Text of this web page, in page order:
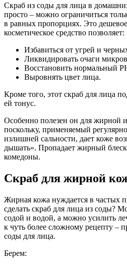
Скраб из соды для лица в
просто – можно ограничиться
в равных пропорциях. Это
косметическое средство позволяет:
Избавиться от угрей и
Ликвидировать очаги
Восстановить нормальный
Выровнять цвет лица.
Кроме того, этот скраб для лица
ей тонус.
Особенно полезен он для жирной
поскольку, применяемый
излишней сальности, дает коже
дышать». Пропадает жирный
комедоны.
Скраб для жирной
Жирная кожа нуждается в частых
сделать скраб для лица из соды?
содой и водой, а можно усилить
к чуть более сложному рецепту –
соды для лица.
Берем: